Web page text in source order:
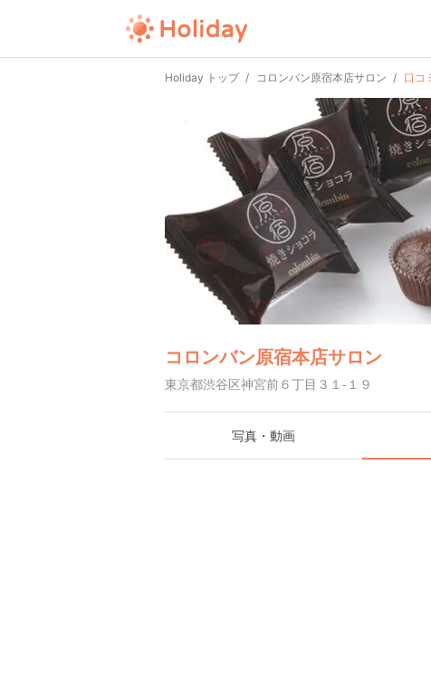
Holiday トップ コロンバン原宿本店サロン 口コ
コロンバン原宿本店サロン
東京都渋谷区神宮前６丁目３１-１９
写真・動画